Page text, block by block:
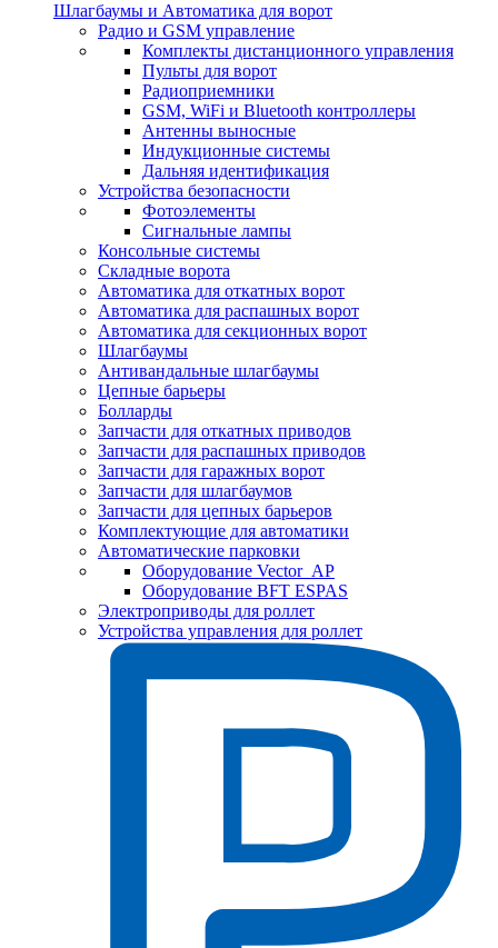
Шлагбаумы и Автоматика для ворот
Радио и GSM управление
Комплекты дистанционного управления
Пульты для ворот
Радиоприемники
GSM, WiFi и Bluetooth контроллеры
Антенны выносные
Индукционные системы
Дальняя идентификация
Устройства безопасности
Фотоэлементы
Сигнальные лампы
Консольные системы
Складные ворота
Автоматика для откатных ворот
Автоматика для распашных ворот
Автоматика для секционных ворот
Шлагбаумы
Антивандальные шлагбаумы
Цепные барьеры
Болларды
Запчасти для откатных приводов
Запчасти для распашных приводов
Запчасти для гаражных ворот
Запчасти для шлагбаумов
Запчасти для цепных барьеров
Комплектующие для автоматики
Автоматические парковки
Оборудование Vector_AP
Оборудование BFT ESPAS
Электроприводы для роллет
Устройства управления для роллет